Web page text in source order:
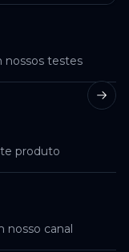
nossos testes
produto
nosso canal